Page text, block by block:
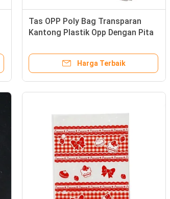
Tas OPP Poly Bag Transparan
Kantong Plastik Opp Dengan Pita
Harga Terbaik